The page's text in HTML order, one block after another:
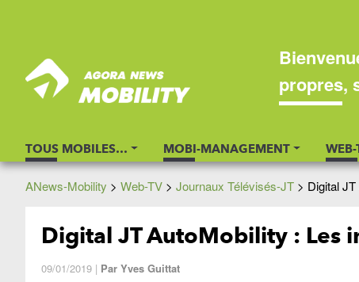
propres,
TOUS MOBILES… MOBI-MANAGEMENT WEB-
ANews-Mobility > Web-TV > Journaux Télévisés-JT > Digital
Digital JT AutoMobility : Les
09/01/2019 | Par Yves Guittat